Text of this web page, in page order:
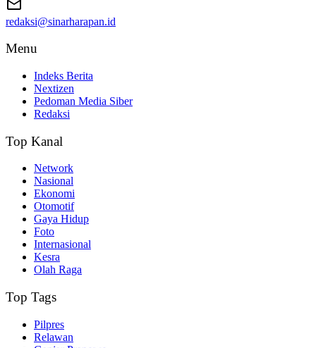
redaksi@sinarharapan.id
Menu
Indeks Berita
Nextizen
Pedoman Media Siber
Redaksi
Top Kanal
Network
Nasional
Ekonomi
Otomotif
Gaya Hidup
Foto
Internasional
Kesra
Olah Raga
Top Tags
Pilpres
Relawan